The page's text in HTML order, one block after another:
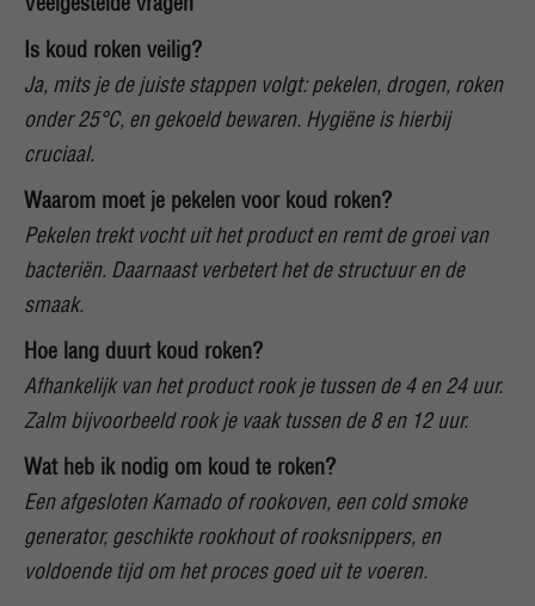
Is koud roken veilig?
Ja, mits je de juiste stappen volgt: pekelen, drogen, roken
onder 25°C, en gekoeld bewaren. Hygiëne is hierbij
cruciaal.
Waarom moet je pekelen voor koud roken?
Pekelen trekt vocht uit het product en remt de groei van
bacteriën. Daarnaast verbetert het de structuur en de
smaak.
Hoe lang duurt koud roken?
Afhankelijk van het product rook je tussen de 4 en 24 uur.
Zalm bijvoorbeeld rook je vaak tussen de 8 en 12 uur.
Wat heb ik nodig om koud te roken?
Een afgesloten Kamado of rookoven, een cold smoke
generator, geschikte rookhout of rooksnippers, en
voldoende tijd om het proces goed uit te voeren.